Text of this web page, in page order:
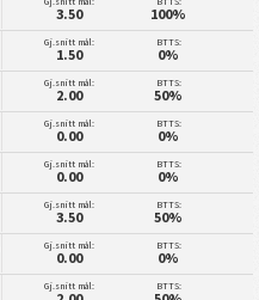
3.50 100%
Gj.snitt mål:
1.50
BTTS:
0%
Gj.snitt mål:
2.00
BTTS:
50%
Gj.snitt mål:
0.00
BTTS:
0%
Gj.snitt mål:
0.00
BTTS:
0%
Gj.snitt mål:
3.50
BTTS:
50%
Gj.snitt mål:
0.00
BTTS:
0%
Gj.snitt mål: BTTS: